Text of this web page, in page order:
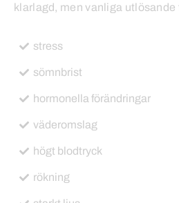
klarlagd, men vanliga utlösande
stress
sömnbrist
hormonella förändringar
väderomslag
högt blodtryck
rökning